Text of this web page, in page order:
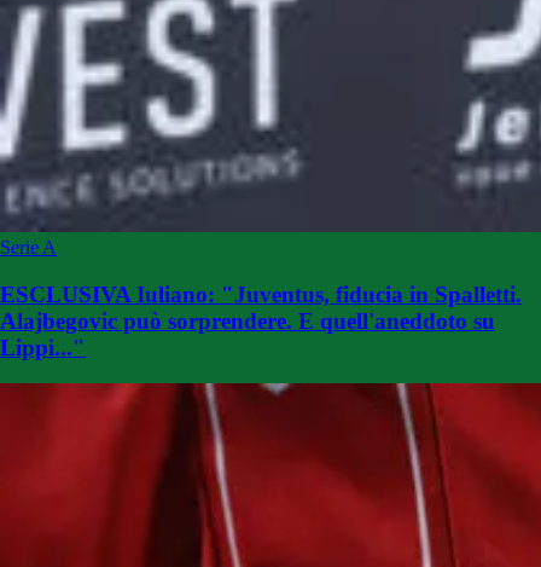
Serie A
ESCLUSIVA Iuliano: "Juventus, fiducia in Spalletti.
Alajbegovic può sorprendere. E quell'aneddoto su
Lippi..."